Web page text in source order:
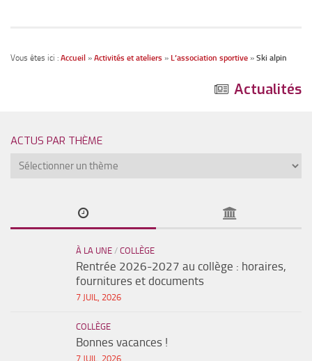
LCE Anglais
L’association sportive
Club Echec
Orchestre et chant choral
Robotique
Solidarité
Infos pratiques
Tarifs 2026-2027
Documents à télécharger
Vous êtes ici : Accueil » Activités et ateliers » L’association sportive » Ski alpin
Actualités
ACTUS PAR THÈME
À LA UNE / COLLÈGE
Rentrée 2026-2027 au collège : horaires,
fournitures et documents
7 JUIL, 2026
COLLÈGE
Bonnes vacances !
7 JUIL, 2026